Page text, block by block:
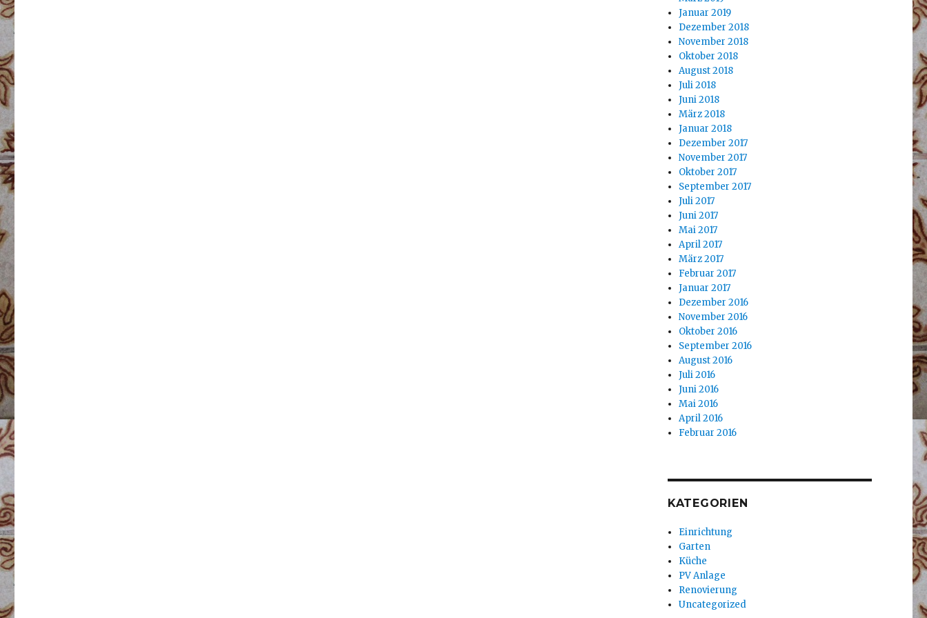
Januar 2019
Dezember 2018
November 2018
Oktober 2018
August 2018
Juli 2018
Juni 2018
März 2018
Januar 2018
Dezember 2017
November 2017
Oktober 2017
September 2017
Juli 2017
Juni 2017
Mai 2017
April 2017
März 2017
Februar 2017
Januar 2017
Dezember 2016
November 2016
Oktober 2016
September 2016
August 2016
Juli 2016
Juni 2016
Mai 2016
April 2016
Februar 2016
KATEGORIEN
Einrichtung
Garten
Küche
PV Anlage
Renovierung
Uncategorized